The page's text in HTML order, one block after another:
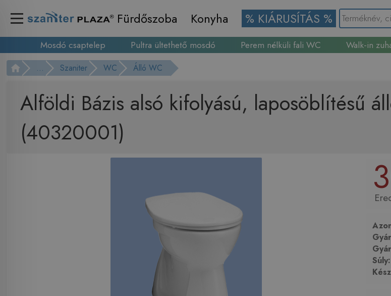
Fürdőszoba Konyha % KIÁRUSÍTÁS %
Mosdó csaptelep Pultra ültethető mosdó Perem nélküli fali WC Walk-in
... Szaniter WC Álló WC
Alföldi Bázis alsó kifolyású, laposöblítésű
(40320001)
Súly: